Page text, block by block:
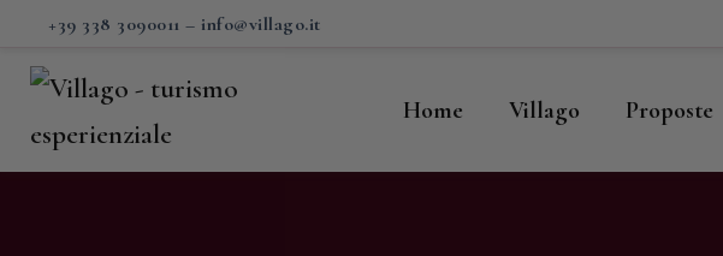
+39 338 3090011 – info@villago.it
Home Villago Proposte
Villago
Proposte